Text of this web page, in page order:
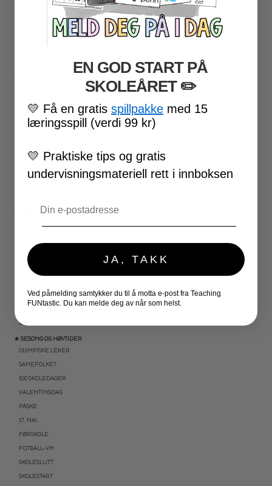
AKTIVITETSPAKKER
ENGELSK LESEFORSTÅELSE
ENGELSK LESING
ENGELSK GRAMATIKK
ENGELSK ORD- OG BEGREPER
★ SERIER
PROGRAMMERING
FAKTASERIE LESING
VI SKRIVER
MATTESPIRALEN
ESCAPE ROOM
★ SESONG OG HØYTIDER
OLYMPISKE LEKER
SAMEFOLKET
100 SKOLEDAGER
VALENTINSDAG
PÅSKE
17. MAI
FØRSKOLE
FOTBALL-VM
SKOLESLUTT
SKOLESTART
EN GOD START PÅ
SKOLEÅRET​ ✏️
💛 Få en gratis spillpakke med 15
læringsspill (verdi 99 kr)
💛 Praktiske tips og gratis
undervisningsmateriell rett i innboksen
JA, TAKK
Ved påmelding samtykker du til å motta e-post fra Teaching
FUNtastic. Du kan melde deg av når som helst.